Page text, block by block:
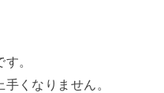
。
くなりません。